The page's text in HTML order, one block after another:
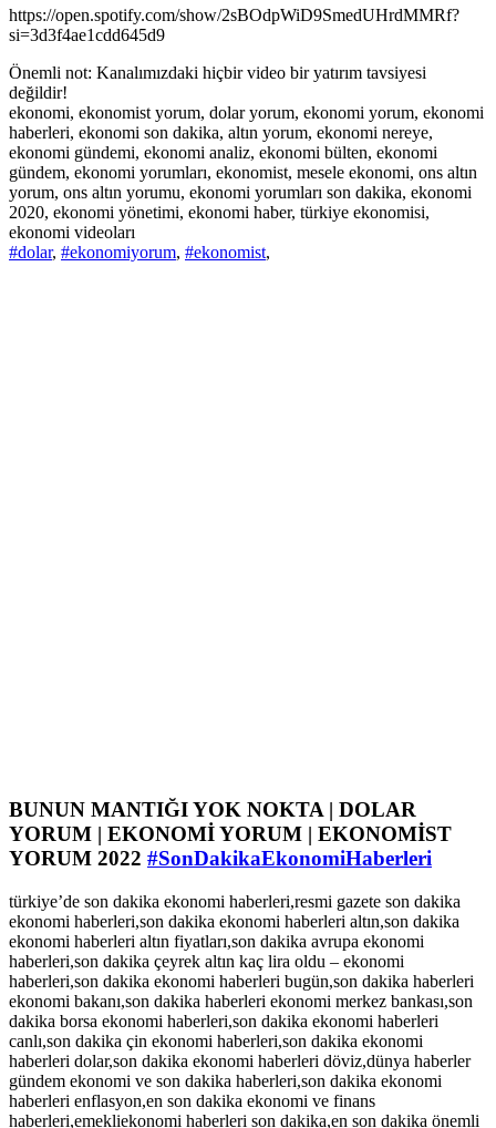
https://open.spotify.com/show/2sBOdpWiD9SmedUHrdMMRf?
si=3d3f4ae1cdd645d9
Önemli not: Kanalımızdaki hiçbir video bir yatırım tavsiyesi
değildir!
ekonomi, ekonomist yorum, dolar yorum, ekonomi yorum, ekonomi
haberleri, ekonomi son dakika, altın yorum, ekonomi nereye,
ekonomi gündemi, ekonomi analiz, ekonomi bülten, ekonomi
gündem, ekonomi yorumları, ekonomist, mesele ekonomi, ons altın
yorum, ons altın yorumu, ekonomi yorumları son dakika, ekonomi
2020, ekonomi yönetimi, ekonomi haber, türkiye ekonomisi,
ekonomi videoları
#dolar, #ekonomiyorum, #ekonomist,
BUNUN MANTIĞI YOK NOKTA | DOLAR
YORUM | EKONOMİ YORUM | EKONOMİST
YORUM 2022 #SonDakikaEkonomiHaberleri
türkiye’de son dakika ekonomi haberleri,resmi gazete son dakika
ekonomi haberleri,son dakika ekonomi haberleri altın,son dakika
ekonomi haberleri altın fiyatları,son dakika avrupa ekonomi
haberleri,son dakika çeyrek altın kaç lira oldu – ekonomi
haberleri,son dakika ekonomi haberleri bugün,son dakika haberleri
ekonomi bakanı,son dakika haberleri ekonomi merkez bankası,son
dakika borsa ekonomi haberleri,son dakika ekonomi haberleri
canlı,son dakika çin ekonomi haberleri,son dakika ekonomi
haberleri dolar,son dakika ekonomi haberleri döviz,dünya haberler
gündem ekonomi ve son dakika haberleri,son dakika ekonomi
haberleri enflasyon,en son dakika ekonomi ve finans
haberleri,emekliekonomi haberleri son dakika,en son dakika önemli